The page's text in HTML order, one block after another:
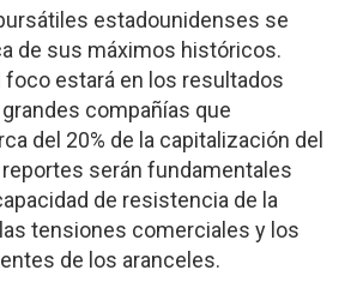
estadounidenses se
de sus máximos históricos.
foco estará en los resultados
compañías que
del 20% de la capitalización del
reportes serán fundamentales
de resistencia de la
tensiones comerciales y los
de los aranceles.